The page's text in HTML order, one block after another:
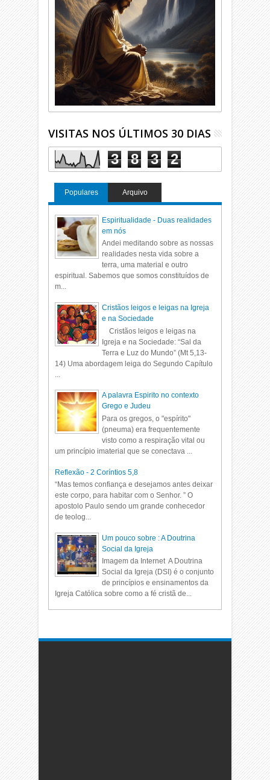
VISITAS NOS ÚLTIMOS 30 DIAS
3 8 3 2
Populares Arquivo
Espiritualidade - Duas realidades
em nós
Andei meditando sobre as nossas
realidades nesta vida sobre a
terra, uma material e outro
espiritual. Sabemos que somos constituídos de
m...
Cristãos leigos e leigas na Igreja
e na Sociedade
Cristãos leigos e leigas na
Igreja e na Sociedade: “Sal da
Terra e Luz do Mundo” (Mt 5,13-
14) Uma abordagem leiga do Segundo Capítulo
A palavra Espirito no contexto
Grego e Judeu
Para os gregos, o "espírito"
(pneuma) era frequentemente
visto como a respiração vital ou
um princípio imaterial que se conectava ...
Reflexão - 2 Coríntios 5,8
“Mas temos confiança e desejamos antes deixar
este corpo, para habitar com o Senhor. ” O
apostolo Paulo sendo um grande conhecedor
de teolog...
Um pouco sobre : A Doutrina
Social da Igreja
Imagem da Internet A Doutrina
Social da Igreja (DSI) é o conjunto
de princípios e ensinamentos da
Igreja Católica sobre como a fé cristã de...